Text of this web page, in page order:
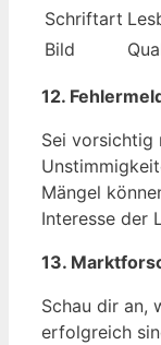
Schriftart
Bild
12.
Sei vorsichtig
Mängel
Interesse der
13.
Schau dir an,
erfolgreich